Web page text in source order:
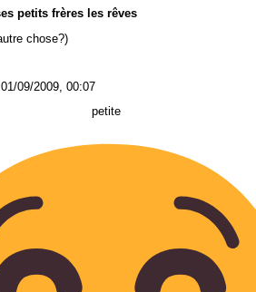
petits frères les rêves
chose?)
01/09/2009, 00:07
petite